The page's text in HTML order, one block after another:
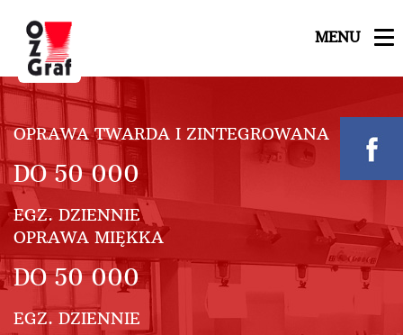
MENU
Nowa linia zbierająco – szyjąca
OPRAWA TWARDA I ZINTEGROWANA
DO50 000
EGZ. DZIENNIE
OPRAWA MIĘKKA
DO50 000
EGZ. DZIENNIE